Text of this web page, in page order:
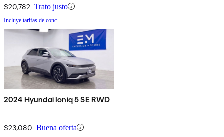
$20,782 Trato justo
Incluye tarifas de conc.
2024 Hyundai Ioniq 5 SE RWD
$23,080 Buena oferta